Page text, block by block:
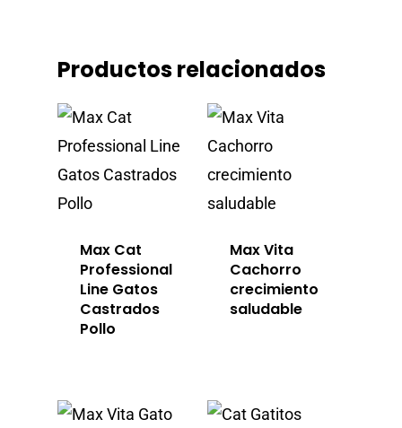
Productos relacionados
Max Cat
Professional
Line Gatos
Castrados
Pollo
Max Vita
Cachorro
crecimiento
saludable
Donde
info@sadenir.com.uy